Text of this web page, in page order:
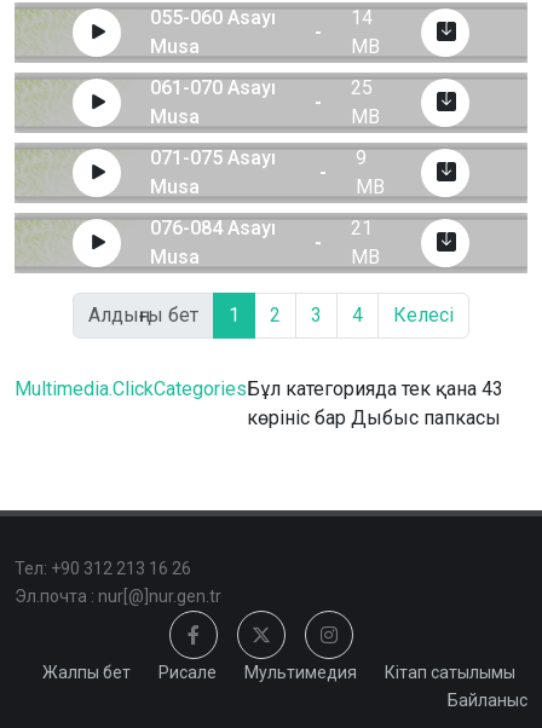
055-060 Asayı
Musa
-
14
MB
061-070 Asayı
Musa
-
25
MB
071-075 Asayı
Musa
-
9
MB
076-084 Asayı
Musa
-
21
MB
Алдыңғы бет 1 2 3 4 Келесі
Multimedia.ClickCategoriesБұл категорияда тек қана 43
көрініс бар Дыбыс папкасы
Тел: +90 312 213 16 26
Эл.почта : nur[@]nur.gen.tr
Жалпы бет Рисале Мультимедия
Кітап сатылымы
Байланыс